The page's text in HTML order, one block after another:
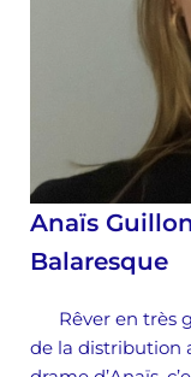
Anaïs
Balaresque
Rêver en très
de la